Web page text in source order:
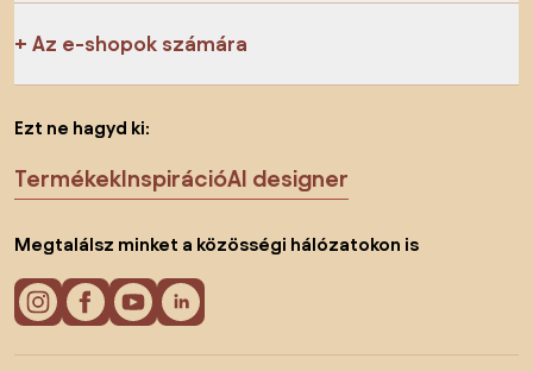
Az e-shopok számára
Ezt ne hagyd ki:
TermékekInspirációAI designer
Megtalálsz minket a közösségi hálózatokon is